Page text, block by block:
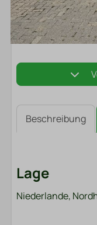
Beschreibung
Lage
Niederlande,